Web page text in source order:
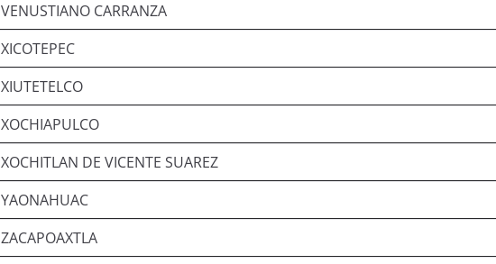
VENUSTIANO CARRANZA
XICOTEPEC
XIUTETELCO
XOCHIAPULCO
XOCHITLAN DE VICENTE SUAREZ
YAONAHUAC
ZACAPOAXTLA